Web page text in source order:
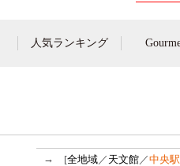
人気ランキング
→ [全地域／ 天文館／中央